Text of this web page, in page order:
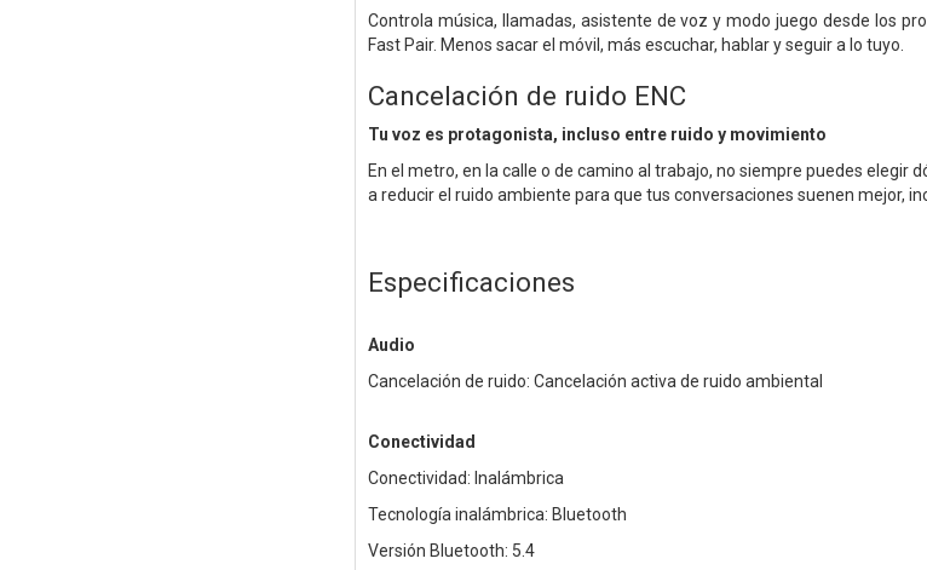
Controla música, llamadas, asistente de voz y modo juego desde los
Fast Pair. Menos sacar el móvil, más escuchar, hablar y seguir a lo tuyo.
Cancelación de ruido ENC
Tu voz es protagonista, incluso entre ruido y movimiento
En el metro, en la calle o de camino al trabajo, no siempre puedes elegir
a reducir el ruido ambiente para que tus conversaciones suenen mejor,
Especificaciones
Audio
Cancelación de ruido: Cancelación activa de ruido ambiental
Conectividad
Conectividad: Inalámbrica
Tecnología inalámbrica: Bluetooth
Versión Bluetooth: 5.4